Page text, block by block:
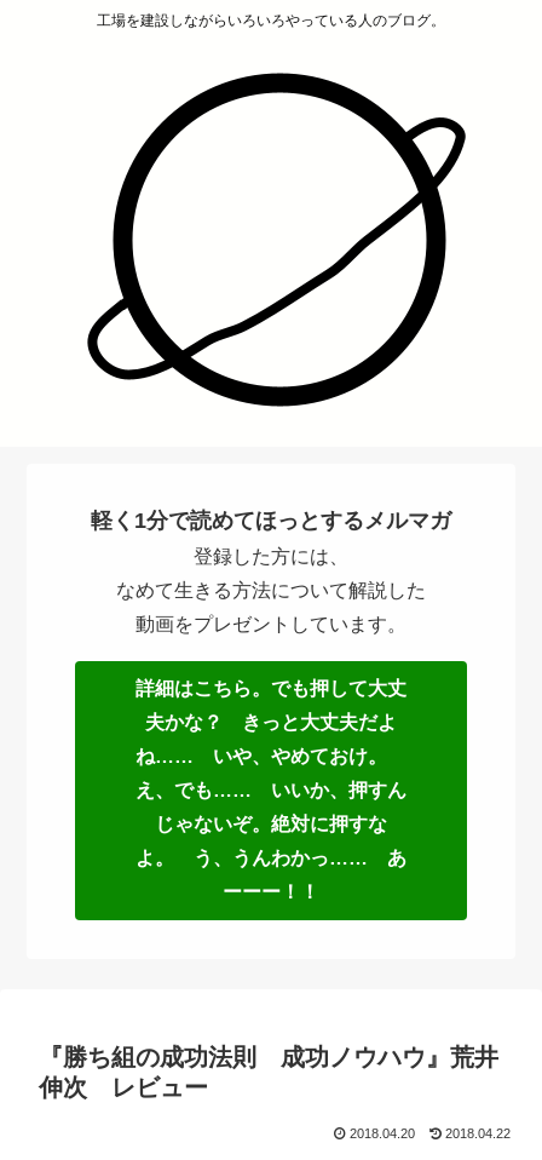
工場を建設しながらいろいろやっている人のブログ。
軽く1分で読めてほっとするメルマガ
登録した方には、
なめて生きる方法について解説した
動画をプレゼントしています。
詳細はこちら。でも押して大丈
夫かな？ きっと大丈夫だよ
ね…… いや、やめておけ。
え、でも…… いいか、押すん
じゃないぞ。絶対に押すな
よ。 う、うんわかっ…… あ
ーーー！！
『勝ち組の成功法則 成功ノウハウ』荒井
伸次 レビュー
2018.04.20 2018.04.22